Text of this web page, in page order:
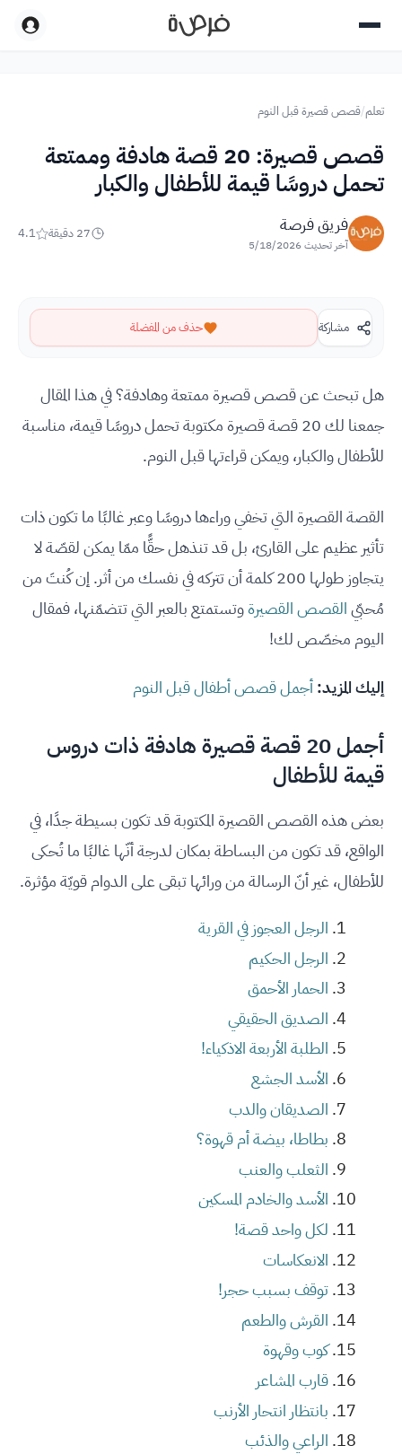
تعلم/قصص قصيرة قبل النوم
قصص قصيرة: 20 قصة هادفة وممتعة
تحمل دروسًا قيمة للأطفال والكبار
فريق فرصة
آخر تحديث5/18/2026
27 دقيقة 4.1
مشاركة حذف من المفضلة
هل تبحث عن قصص قصيرة ممتعة وهادفة؟ في هذا المقال
جمعنا لك 20 قصة قصيرة مكتوبة تحمل دروسًا قيمة، مناسبة
للأطفال والكبار، ويمكن قراءتها قبل النوم.
القصة القصيرة التي تخفي وراءها دروسًا وعبر غالبًا ما تكون ذات
تأثير عظيم على القارئ، بل قد تنذهل حقًّا ممّا يمكن لقصّة لا
يتجاوز طولها 200 كلمة أن تتركه في نفسك من أثر. إن كُنتَ من
مُحبّيالقصص القصيرةوتستمتع بالعبر التي تتضمّنها، فمقال
اليوم مخصّص لك!
إليك المزيد:أجمل قصص أطفال قبل النوم
أجمل 20 قصة قصيرة هادفة ذات دروس
قيمة للأطفال
بعض هذه القصص القصيرة المكتوبة قد تكون بسيطة جدًا، في
الواقع، قد تكون من البساطة بمكان لدرجة أنّها غالبًا ما تُحكى
للأطفال، غير أنّ الرسالة من ورائها تبقى على الدوام قويّة مؤثرة.
الرجل العجوز في القرية
الرجل الحكيم
الحمار الأحمق
الصديق الحقيقي
الطلبة الأربعة الاذكياء!
الأسد الجشع
الصديقان والدب
بطاطا، بيضة أم قهوة؟
الثعلب والعنب
الأسد والخادم المسكين
لكل واحد قصة!
الانعكاسات
توقف بسبب حجر!
القرش والطعم
كوب وقهوة
قارب المشاعر
بانتظار انتحار الأرنب
الراعي والذئب